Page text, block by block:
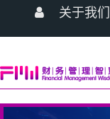
关于我们